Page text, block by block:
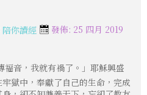
陪你讀經
發佈: 25 四月 2019
福音，我就有禍了。」耶穌興盛
獄中，奉獻了自己的生命，完成